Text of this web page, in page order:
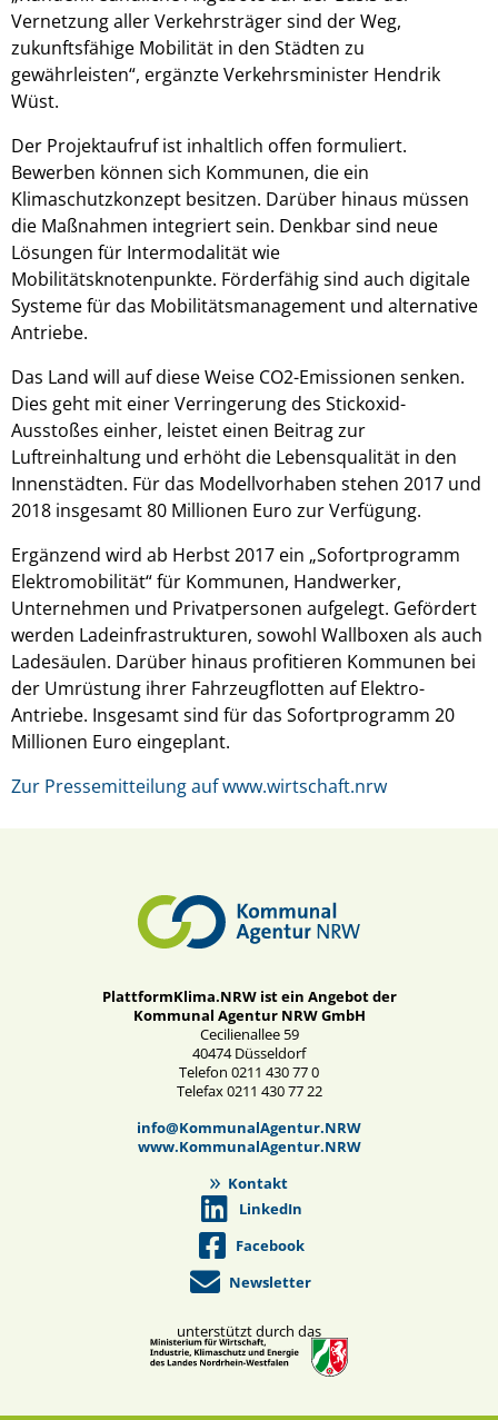
Vernetzung aller Verkehrsträger sind der Weg,
zukunftsfähige Mobilität in den Städten zu
gewährleisten“, ergänzte Verkehrsminister Hendrik
Wüst.
Der Projektaufruf ist inhaltlich offen formuliert.
Bewerben können sich Kommunen, die ein
Klimaschutzkonzept besitzen. Darüber hinaus müssen
die Maßnahmen integriert sein. Denkbar sind neue
Lösungen für Intermodalität wie
Mobilitätsknotenpunkte. Förderfähig sind auch digitale
Systeme für das Mobilitätsmanagement und alternative
Antriebe.
Das Land will auf diese Weise CO2-Emissionen senken.
Dies geht mit einer Verringerung des Stickoxid-
Ausstoßes einher, leistet einen Beitrag zur
Luftreinhaltung und erhöht die Lebensqualität in den
Innenstädten. Für das Modellvorhaben stehen 2017 und
2018 insgesamt 80 Millionen Euro zur Verfügung.
Ergänzend wird ab Herbst 2017 ein „Sofortprogramm
Elektromobilität“ für Kommunen, Handwerker,
Unternehmen und Privatpersonen aufgelegt. Gefördert
werden Ladeinfrastrukturen, sowohl Wallboxen als auch
Ladesäulen. Darüber hinaus profitieren Kommunen bei
der Umrüstung ihrer Fahrzeugflotten auf Elektro-
Antriebe. Insgesamt sind für das Sofortprogramm 20
Millionen Euro eingeplant.
Zur Pressemitteilung auf www.wirtschaft.nrw
PlattformKlima.NRW ist ein Angebot der
Kommunal Agentur NRW GmbH
Cecilienallee 59
40474 Düsseldorf
Telefon 0211 430 77 0
Telefax 0211 430 77 22
info@KommunalAgentur.NRW
www.KommunalAgentur.NRW
Kontakt
LinkedIn
Facebook
Newsletter
unterstützt durch das